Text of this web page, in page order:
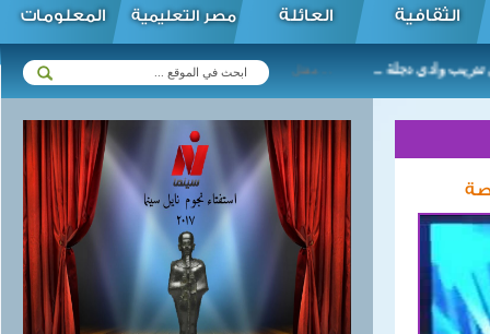
الثقافية العائلة مصر التعليمية المعلومات
مقتل وإصابة 19 شخصا في تفجير انتحاري شرقي أفغانستان ... الإندبندنت: المحافظون يضغطون على ماي للكشف عن القيمة الحقيقية لفاتورة بريكست ... جلسة حوار مغلقة للخروج من الأزمة في بوروندي تنطلق بشمال تنزانيا ... إيران تفتتح توسعات في ميناء "تشابهار" القريب من المحيط الهندي ... أيرلندا: تأجيل محادثات خروج بريطانيا من الاتحاد الأوروبي مرفوض ... دجلة ...